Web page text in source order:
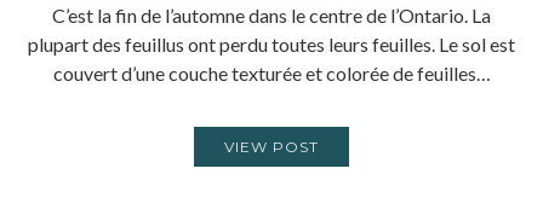
C’est la fin de l’automne dans le centre de l’Ontario. La
plupart des feuillus ont perdu toutes leurs feuilles. Le sol est
couvert d’une couche texturée et colorée de feuilles…
VIEW POST